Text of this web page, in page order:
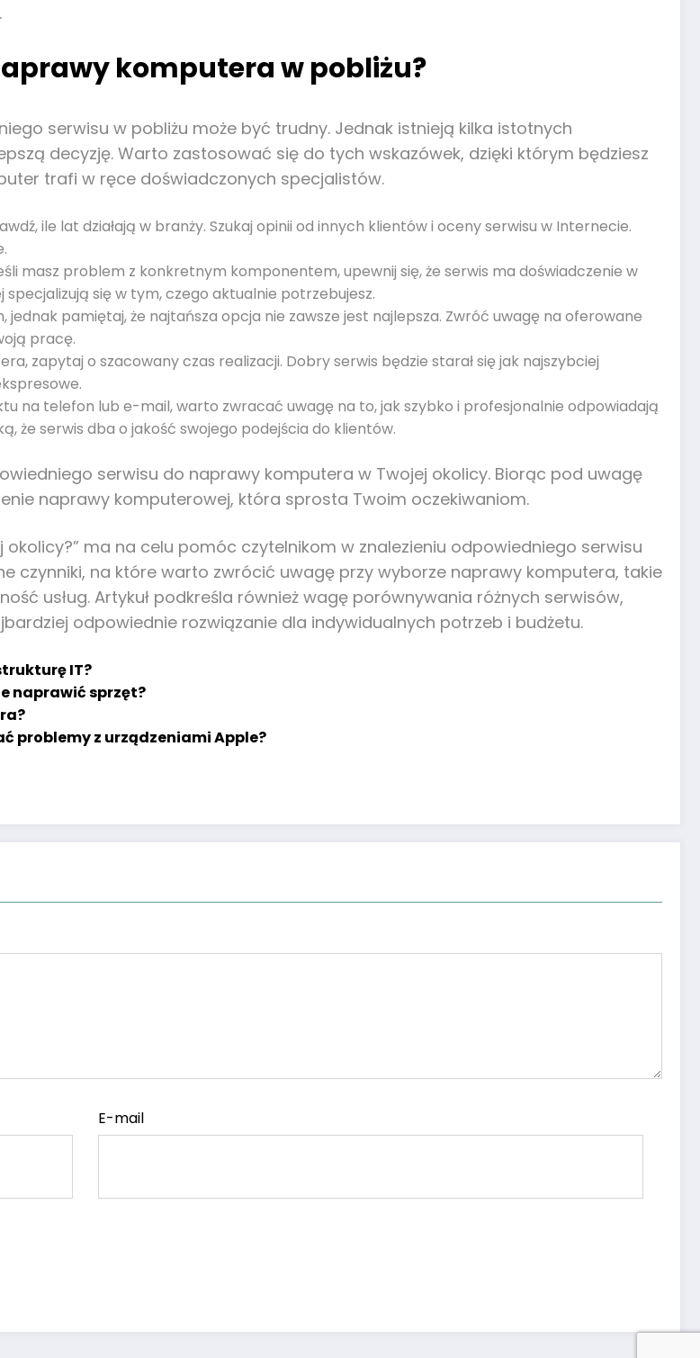
komputera w pobliżu?
serwisu w pobliżu może być trudny. Jednak istnieją kilka istotnych
decyzję. Warto zastosować się do tych wskazówek, dzięki którym będziesz
trafi w ręce doświadczonych specjalistów.
ile lat działają w branży. Szukaj opinii od innych klientów i oceny serwisu w Internecie.
masz problem z konkretnym komponentem, upewnij się, że serwis ma doświadczenie w
się w tym, czego aktualnie potrzebujesz.
pamiętaj, że najtańsza opcja nie zawsze jest najlepsza. Zwróć uwagę na oferowane
pracę.
zapytaj o szacowany czas realizacji. Dobry serwis będzie starał się jak najszybciej
na telefon lub e-mail, warto zwracać uwagę na to, jak szybko i profesjonalnie odpowiadają
że serwis dba o jakość swojego podejścia do klientów.
serwisu do naprawy komputera w Twojej okolicy. Biorąc pod uwagę
naprawy komputerowej, która sprosta Twoim oczekiwaniom.
ma na celu pomóc czytelnikom w znalezieniu odpowiedniego serwisu
czynniki, na które warto zwrócić uwagę przy wyborze naprawy komputera, takie
usług. Artykuł podkreśla również wagę porównywania różnych serwisów,
odpowiednie rozwiązanie dla indywidualnych potrzeb i budżetu.
IT?
naprawić sprzęt?
problemy z urządzeniami Apple?
E-mail